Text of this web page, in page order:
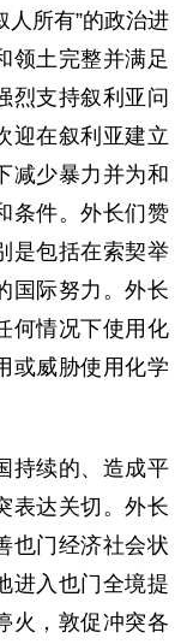
人所有”的政治进
领土完整并满足
烈支持叙利亚问
迎在叙利亚建立
减少暴力并为和
条件。外长们赞
是包括在索契举
国际努力。外长
何情况下使用化
或威胁使用化学
续的、造成平
表达关切。外长
也门经济社会状
进入也门全境提
火，敦促冲突各